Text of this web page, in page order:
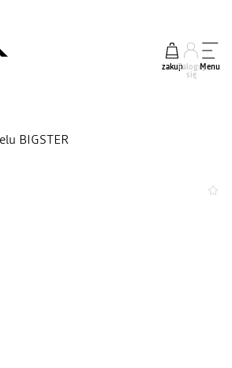
zakupZaloguj
się
Menu
BIGSTER